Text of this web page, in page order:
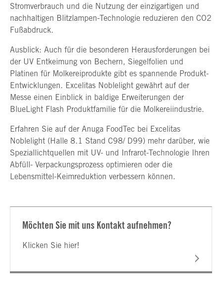
Stromverbrauch und die Nutzung der einzigartigen und
nachhaltigen Blitzlampen-Technologie reduzieren den CO2
Fußabdruck.
Ausblick: Auch für die besonderen Herausforderungen bei
der UV Entkeimung von Bechern, Siegelfolien und
Platinen für Molkereiprodukte gibt es spannende Produkt-
Entwicklungen. Excelitas Noblelight gewährt auf der
Messe einen Einblick in baldige Erweiterungen der
BlueLight Flash Produktfamilie für die Molkereiindustrie.
Erfahren Sie auf der Anuga FoodTec bei Excelitas
Noblelight (Halle 8.1 Stand C98/ D99) mehr darüber, wie
Speziallichtquellen mit UV- und Infrarot-Technologie Ihren
Abfüll- Verpackungsprozess optimieren oder die
Lebensmittel-Keimreduktion verbessern können.
Möchten Sie mit uns Kontakt aufnehmen?
Klicken Sie hier!